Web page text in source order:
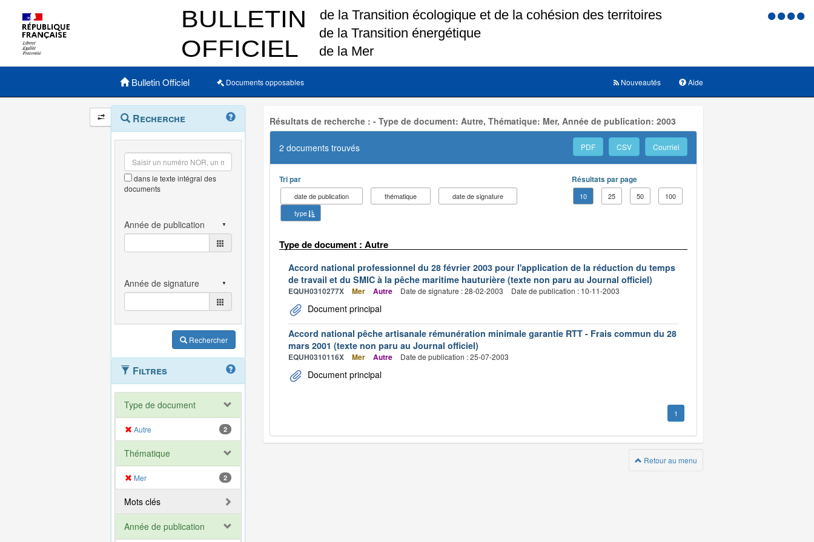
Menu
Menu principal
Bulletin Officiel Documents opposables Aide
Nouveautés
Navigation
et
outils
annexes
Menu
contextuel
Recherche
dans le texte intégral des
documents
Rechercher
Filtres
Type de document
Autre 2
Thématique
Mer 2
Mots clés
Année de publication
Résultats de recherche : - Type de document: Autre, Thématique: Mer, Année de publication: 2003
2 documents trouvés PDF CSV Courriel
Tri par
date de publication thématique
date de signature
type
Résultats par page
10 25 50 100
Type de document : Autre
Accord national professionnel du 28 février 2003 pour l'application de la réduction du temps
de travail et du SMIC à la pêche maritime hauturière (texte non paru au Journal officiel)
EQUH0310277X Mer Autre Date de signature : 28-02-2003 Date de publication : 10-11-2003
Document principal
Accord national pêche artisanale rémunération minimale garantie RTT - Frais commun du 28
mars 2001 (texte non paru au Journal officiel)
EQUH0310116X Mer Autre Date de publication : 25-07-2003
Document principal
1
Retour au menu